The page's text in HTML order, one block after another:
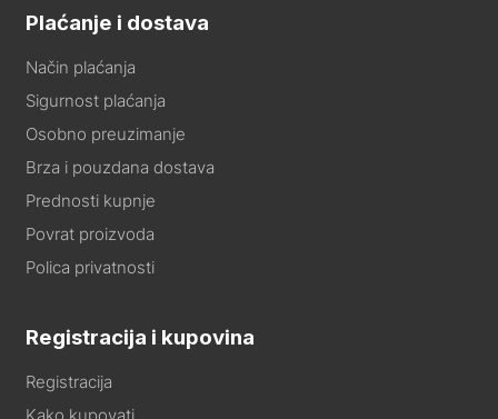
Plaćanje i dostava
Način plaćanja
Sigurnost plaćanja
Osobno preuzimanje
Brza i pouzdana dostava
Prednosti kupnje
Povrat proizvoda
Polica privatnosti
Registracija i kupovina
Registracija